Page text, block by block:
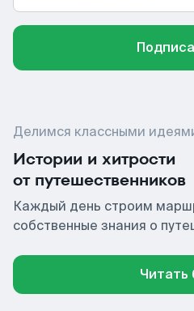
Делимся классными
Истории и хитрости
от путешественников
Каждый день строим
собственные знания о
Читать